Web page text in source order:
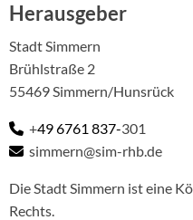
Herausgeber
Stadt Simmern
Brühlstraße 2
55469 Simmern/Hunsrück
+49 6761 837-301
simmern@sim-rhb.de
Die Stadt Simmern ist eine
Rechts.